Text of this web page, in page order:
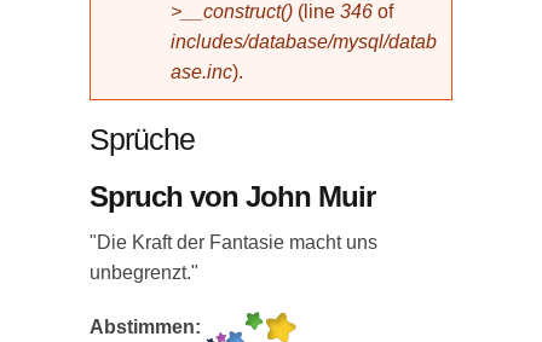
>__construct() (line 346 of
includes/database/mysql/datab
ase.inc).
Sprüche
Spruch von John Muir
"Die Kraft der Fantasie macht uns
unbegrenzt."
Abstimmen: